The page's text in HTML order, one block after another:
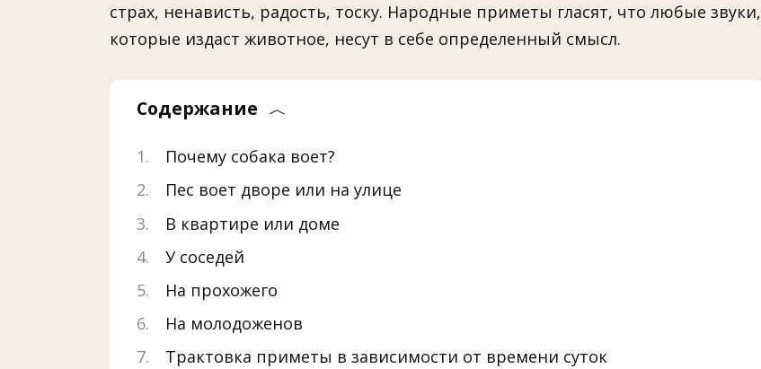
страх, ненависть, радость, тоску. Народные приметы гласят, что любые звуки,
которые издаст животное, несут в себе определенный смысл.
Содержание
Почему собака воет?
Пес воет дворе или на улице
В квартире или доме
У соседей
На прохожего
На молодоженов
Трактовка приметы в зависимости от времени суток